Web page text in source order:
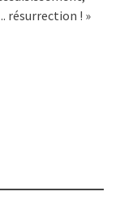
résurrection ! »